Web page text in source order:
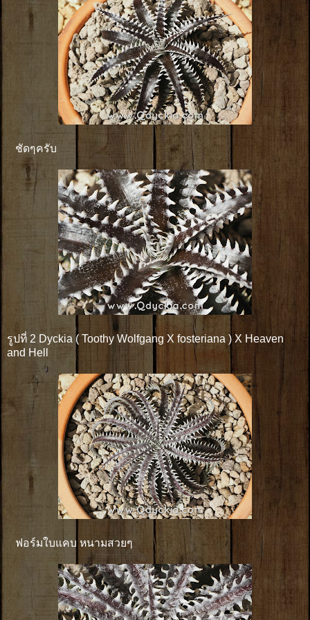
ชัดๆครับ
รูปที่ 2 Dyckia ( Toothy Wolfgang X fosteriana ) X Heaven
and Hell
ฟอร์มใบแคบ หนามสวยๆ